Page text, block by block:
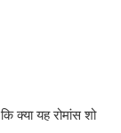
क्या यह रोमांस शो